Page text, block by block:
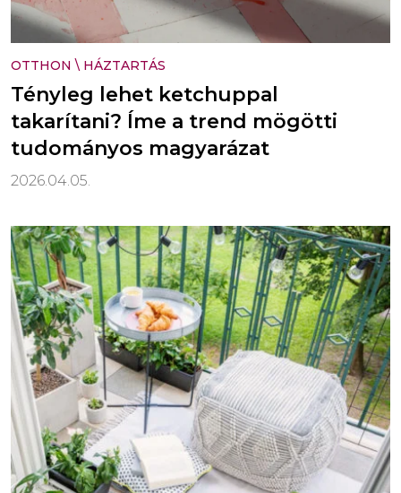
OTTHON \ HÁZTARTÁS
Tényleg lehet ketchuppal
takarítani? Íme a trend mögötti
tudományos magyarázat
2026.04.05.